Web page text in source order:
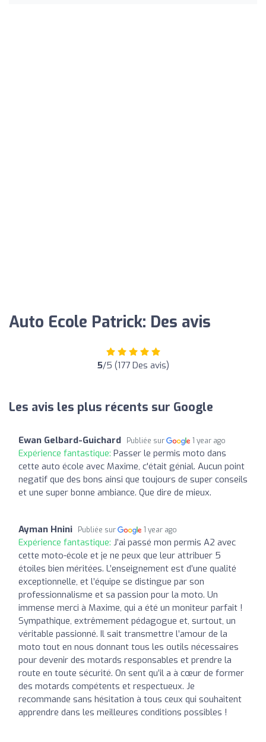
Auto Ecole Patrick: Des avis
5/5 (177 Des avis)
Les avis les plus récents sur Google
Ewan Gelbard-Guichard Publiée sur 1 year ago
Expérience fantastique: Passer le permis moto dans
cette auto école avec Maxime, c'était génial. Aucun point
negatif que des bons ainsi que toujours de super conseils
et une super bonne ambiance. Que dire de mieux.
Ayman Hnini Publiée sur 1 year ago
Expérience fantastique: J’ai passé mon permis A2 avec
cette moto-école et je ne peux que leur attribuer 5
étoiles bien méritées. L’enseignement est d’une qualité
exceptionnelle, et l’équipe se distingue par son
professionnalisme et sa passion pour la moto. Un
immense merci à Maxime, qui a été un moniteur parfait !
Sympathique, extrêmement pédagogue et, surtout, un
véritable passionné. Il sait transmettre l’amour de la
moto tout en nous donnant tous les outils nécessaires
pour devenir des motards responsables et prendre la
route en toute sécurité. On sent qu’il a à cœur de former
des motards compétents et respectueux. Je
recommande sans hésitation à tous ceux qui souhaitent
apprendre dans les meilleures conditions possibles !